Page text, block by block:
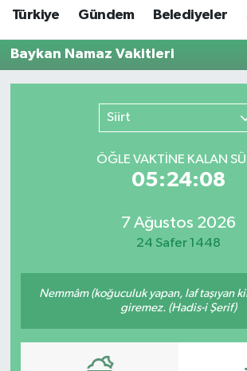
Türkiye Gündem Belediyeler
Baykan Namaz Vakitleri
Siirt
ÖĞLE VAKTİNE KALAN
05:24:08
7 Ağustos 2026
24 Safer 1448
Nemmâm (koğuculuk yapan, laf taşıyan
giremez. (Hadis-i Şerif)
Süper Lig Puan Durumu ve Fikstür
Son Dakika Haberleri